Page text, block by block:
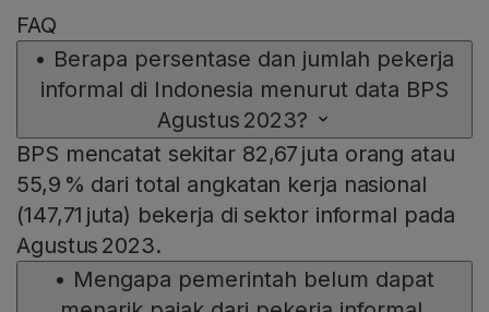
FAQ
• Berapa persentase dan jumlah pekerja
informal di Indonesia menurut data BPS
Agustus 2023?
BPS mencatat sekitar 82,67 juta orang atau
55,9 % dari total angkatan kerja nasional
(147,71 juta) bekerja di sektor informal pada
Agustus 2023.
• Mengapa pemerintah belum dapat